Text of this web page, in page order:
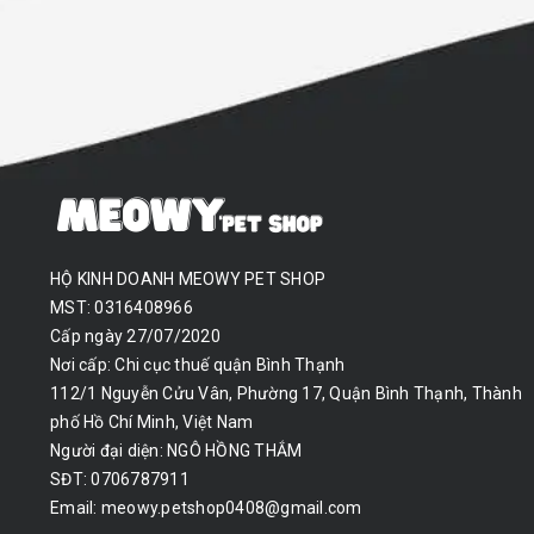
HỘ KINH DOANH MEOWY PET SHOP
MST: 0316408966
Cấp ngày 27/07/2020
Nơi cấp: Chi cục thuế quận Bình Thạnh
112/1 Nguyễn Cửu Vân, Phường 17, Quận Bình Thạnh, Thành
phố Hồ Chí Minh, Việt Nam
Người đại diện: NGÔ HỒNG THẮM
SĐT: 0706787911
Email: meowy.petshop0408@gmail.com